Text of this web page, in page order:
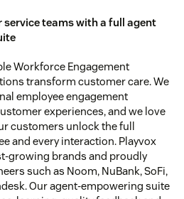
service teams with a full agent
Workforce Engagement
transform customer care. We
employee engagement
experiences, and we love
customers unlock the full
and every interaction. Playvox
growing brands and proudly
such as Noom, NuBank, SoFi,
Our agent-empowering suite